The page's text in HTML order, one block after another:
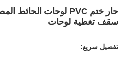
سقف تغطية لوحات
تفصيل سريع: